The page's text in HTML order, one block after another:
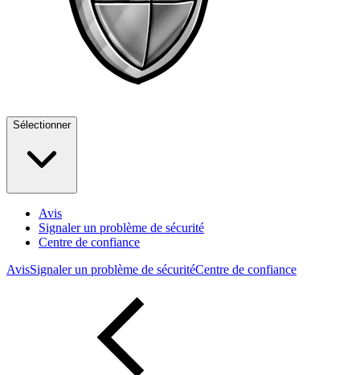
Sélectionner
Avis
Signaler un problème de sécurité
Centre de confiance
AvisSignaler un problème de sécuritéCentre de confiance